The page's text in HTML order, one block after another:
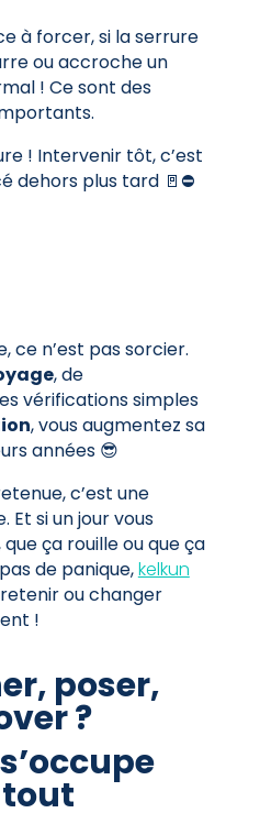
à forcer, si la serrure
ou accroche un
! Ce sont des
! Intervenir tôt, c’est
dehors plus tard 🚪⛔
ce n’est pas sorcier.
, de
vérifications simples
, vous augmentez sa
années 😎
c’est une
Et si un jour vous
ça rouille ou que ça
de panique,kelkun
ou changer
!
poser,
?